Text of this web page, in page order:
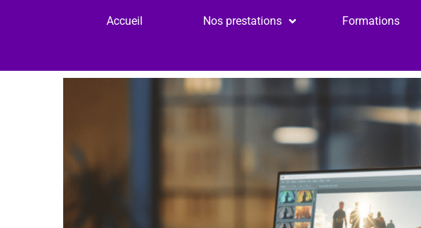
Accueil Nos prestations Formations